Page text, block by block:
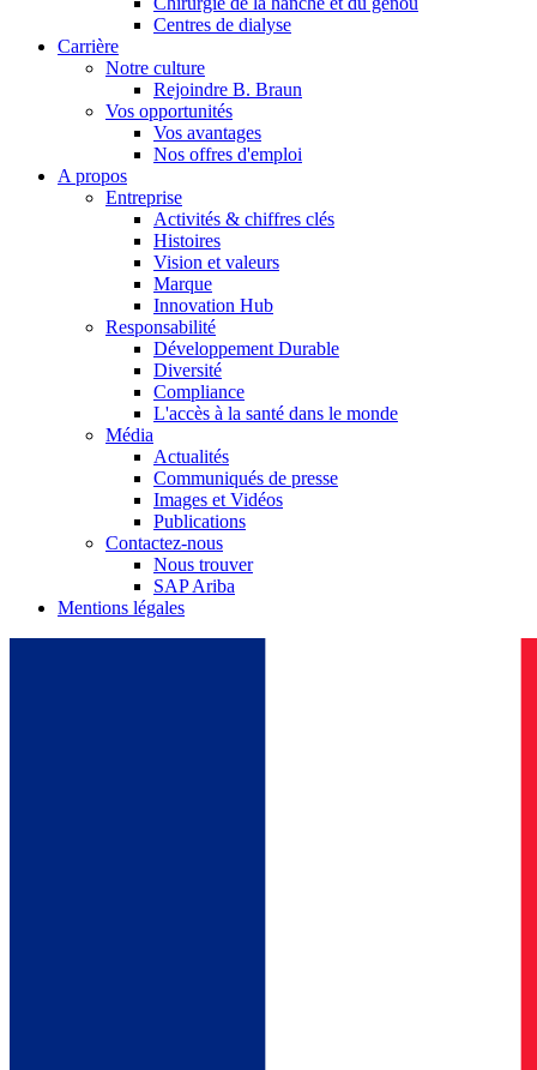
Catalogue de produits
Trouvez le produit que vous recherchez. Visitez le catalogue
Pôle d’innovation
Stimulons ensemble l’innovation dans la technologie
Centres de dialyse
Carrière
Notre culture
Rejoindre B. Braun
Vos opportunités
Vos avantages
Nos offres d'emploi
A propos
Entreprise
Activités & chiffres clés
Histoires
Vision et valeurs
Marque
Innovation Hub
Responsabilité
Développement Durable
Diversité
Compliance
L'accès à la santé dans le monde
Média
Actualités
Communiqués de presse
Images et Vidéos
Publications
Contactez-nous
Nous trouver
SAP Ariba
Mentions légales